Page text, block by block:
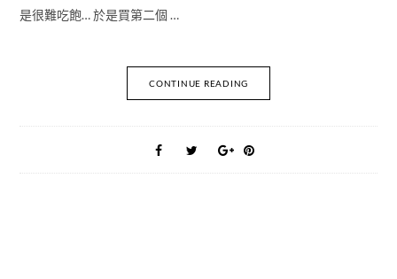
是很難吃飽… 於是買第二個 …
CONTINUE READING